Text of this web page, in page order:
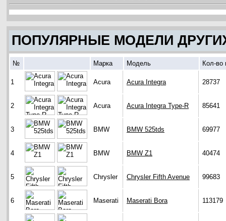
ПОПУЛЯРНЫЕ МОДЕЛИ
№ Марка Модель Кол-во
1 Acura Acura Integra 28737
2 Acura Acura Integra Type-R 85641
3 BMW BMW 525tds 69977
4 BMW BMW Z1 40474
5 Chrysler Chrysler Fifth Avenue 99683
6 Maserati Maserati Bora 113179